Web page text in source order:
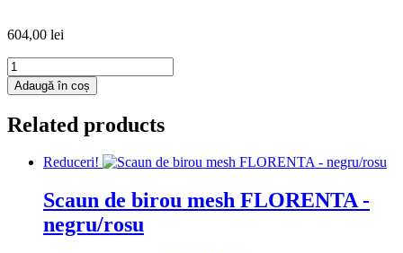
604,00 lei
Cantitate
Fotoliu
puf
Ball
imitatie
bordo/albastru
Adaugă în coș
Related products
Reduceri!
Scaun de birou mesh FLORENTA -
negru/rosu